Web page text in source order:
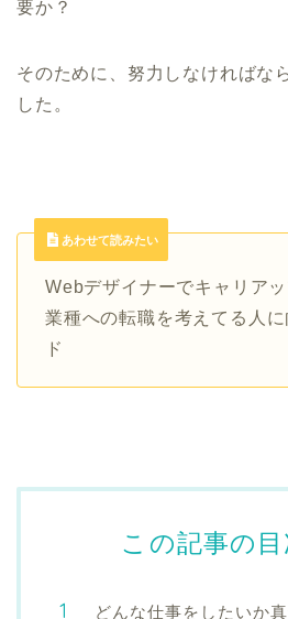
要か？
そのために、努力しなければな
した。
あわせて読みたい
Webデザイナーでキャリア
業種への転職を考えてる人
ド
この記事の目
どんな仕事をしたいか